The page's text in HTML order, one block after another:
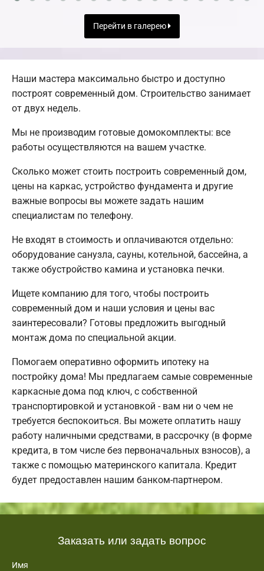
Перейти в галерею
Наши мастера максимально быстро и доступно
построят современный дом. Строительство занимает
от двух недель.
Мы не производим готовые домокомплекты: все
работы осуществляются на вашем участке.
Сколько может стоить построить современный дом,
цены на каркас, устройство фундамента и другие
важные вопросы вы можете задать нашим
специалистам по телефону.
Не входят в стоимость и оплачиваются отдельно:
оборудование санузла, сауны, котельной, бассейна, а
также обустройство камина и установка печки.
Ищете компанию для того, чтобы построить
современный дом и наши условия и цены вас
заинтересовали? Готовы предложить выгодный
монтаж дома по специальной акции.
Помогаем оперативно оформить ипотеку на
постройку дома! Мы предлагаем самые современные
каркасные дома под ключ, с собственной
транспортировкой и установкой - вам ни о чем не
требуется беспокоиться. Вы можете оплатить нашу
работу наличными средствами, в рассрочку (в форме
кредита, в том числе без первоначальных взносов), а
также с помощью материнского капитала. Кредит
будет предоставлен нашим банком-партнером.
Заказать или задать вопрос
Имя